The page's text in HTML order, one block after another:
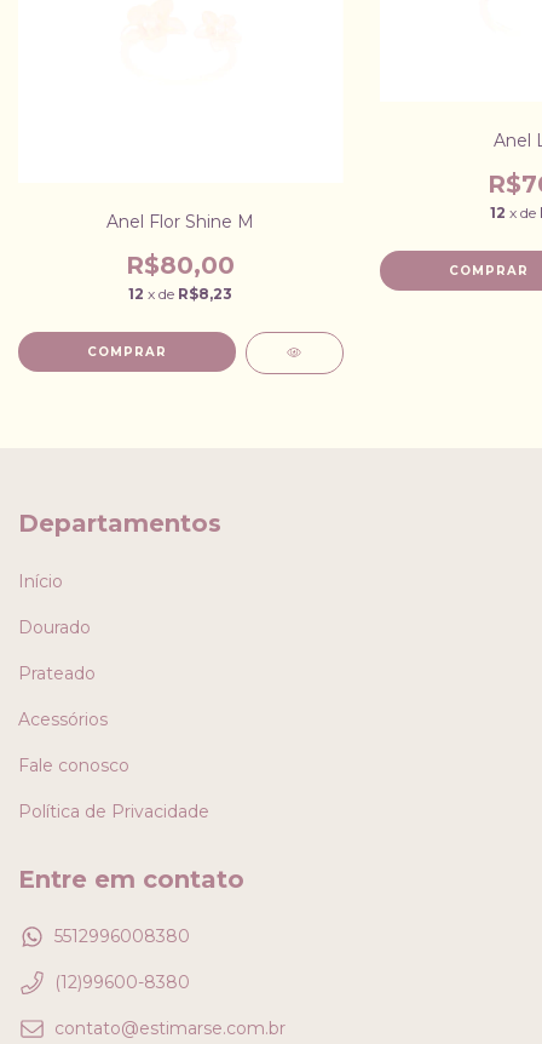
Anel Flor Shine M
R$80,00
12 x de R$8,23
Anel
12 x de
Departamentos
Início
Dourado
Prateado
Acessórios
Fale conosco
Política de Privacidade
Entre em contato
5512996008380
(12)99600-8380
contato@estimarse.com.br